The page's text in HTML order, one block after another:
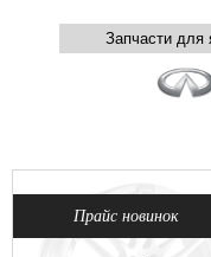
Прайс новинок